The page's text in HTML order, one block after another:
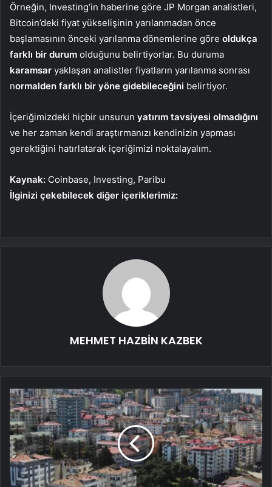
Örneğin, Investing’in haberine göre JP Morgan analistleri,
Bitcoin’deki fiyat yükselişinin yarılanmadan önce
başlamasının önceki yarılanma dönemlerine göre oldukça
farklı bir durum olduğunu belirtiyorlar. Bu duruma
karamsar yaklaşan analistler fiyatların yarılanma sonrası
normalden farklı bir yöne gidebileceğini belirtiyor.
İçeriğimizdeki hiçbir unsurun yatırım tavsiyesi olmadığını
ve her zaman kendi araştırmanızı kendinizin yapması
gerektiğini hatırlatarak içeriğimizi noktalayalım.
Kaynak: Coinbase, Investing, Paribu
İlginizi çekebilecek diğer içeriklerimiz:
MEHMET HAZBİN KAZBEK